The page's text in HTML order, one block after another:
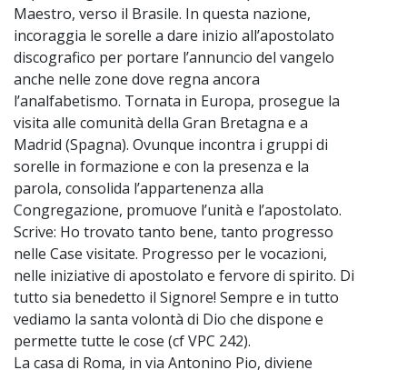
Maestro, verso il Brasile. In questa nazione,
incoraggia le sorelle a dare inizio all’apostolato
discografico per portare l’annuncio del vangelo
anche nelle zone dove regna ancora
l’analfabetismo. Tornata in Europa, prosegue la
visita alle comunità della Gran Bretagna e a
Madrid (Spagna). Ovunque incontra i gruppi di
sorelle in formazione e con la presenza e la
parola, consolida l’appartenenza alla
Congregazione, promuove l’unità e l’apostolato.
Scrive: Ho trovato tanto bene, tanto progresso
nelle Case visitate. Progresso per le vocazioni,
nelle iniziative di apostolato e fervore di spirito. Di
tutto sia benedetto il Signore! Sempre e in tutto
vediamo la santa volontà di Dio che dispone e
permette tutte le cose (cf VPC 242).
La casa di Roma, in via Antonino Pio, diviene